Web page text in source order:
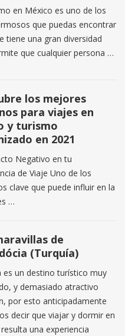
en México es uno de los
que puedas encontrar
tiene una gran diversidad
que cualquier persona …
los mejores
para viajes en
y turismo
en 2021
Negativo en tu
de Viaje Uno de los
clave que puede influir en la
…
de
(Turquía)
es un destino turístico muy
y demasiado atractivo
por esto anticipadamente
decir que viajar y dormir en
una experiencia